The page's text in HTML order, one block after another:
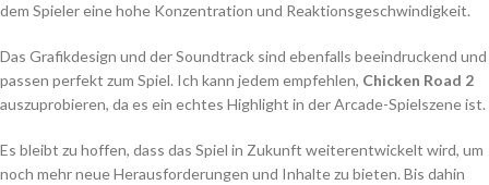
dem Spieler eine hohe Konzentration und Reaktionsgeschwindigkeit.
Das Grafikdesign und der Soundtrack sind ebenfalls beeindruckend und
passen perfekt zum Spiel. Ich kann jedem empfehlen, Chicken Road 2
auszuprobieren, da es ein echtes Highlight in der Arcade-Spielszene ist.
Es bleibt zu hoffen, dass das Spiel in Zukunft weiterentwickelt wird, um
noch mehr neue Herausforderungen und Inhalte zu bieten. Bis dahin